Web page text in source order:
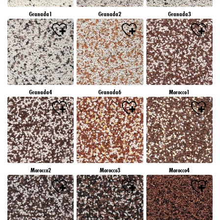
Granada1 Granada2 Granada3
Granada4 Granada6 Morocco1
Morocco2 Morocco3 Morocco4
záujmov), na tejto webovej lokalite a v iných médiách (tretích strán) prostredníctvom
zariadení, ktoré boli pridelené vám alebo vašej domácnosti, ako aj na meranie a
optimalizáciu úspešnosti reklamných kampaní..
Viac informácií o spracovaní vašich údajov nájdete v našom vyhlásení o ochrane
údajov, ktoré je uvedené v pätičke (časť "Cookies, pixely, odtlačky prstov a podobné
technológie"). Svoj súhlas môžete kedykoľvek odvolať s účinnosťou do budúcnosti
vypnutím súborov cookie na našej webovej stránke v časti "Nastavenia súborov cookie"
prepojenej v pätičke. Ďalšie informácie týkajúce sa súborov cookie používaných na tejto
webovej lokalite, najmä doby ich uchovávania, nájdete v podrobných informáciách o
jednotlivých súboroch cookie, ktoré sú k dispozícii po kliknutí na tlačidlo "upraviť"
nižšie".
Ak kliknete na "Upraviť", môžete nájsť viac informácií o spracovaní vašich
údajov/používaní súborov cookie a povoliť ich na jeden alebo viacero vyššie
uvedených účelov. Kliknutím na "Prijať všetko" súhlasíte s používaním súborov cookie,
ako aj so spracovaním vašich osobných údajov na všetky vyššie uvedené účely. Ak
kliknete na "Odmietnuť", budú sa používať len súbory cookie, ktoré sú technicky
nevyhnutné na poskytovanie tejto webovej stránky.